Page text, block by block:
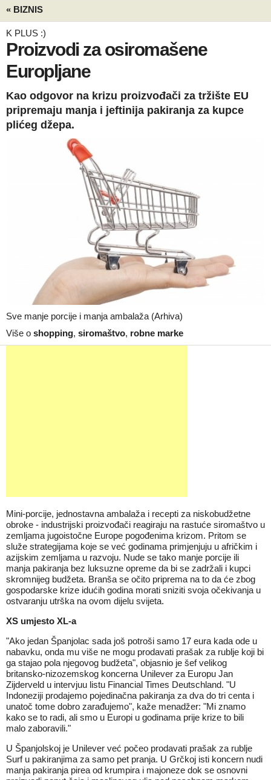
« BIZNIS
K PLUS :)
Proizvodi za osiromašene
Europljane
Kao odgovor na krizu proizvođači za tržište EU
pripremaju manja i jeftinija pakiranja za kupce
plićeg džepa.
Sve manje porcije i manja ambalaža (Arhiva)
Više o shopping, siromaštvo, robne marke
Mini-porcije, jednostavna ambalaža i recepti za niskobudžetne
obroke - industrijski proizvođači reagiraju na rastuće siromaštvo u
zemljama jugoistočne Europe pogođenima krizom. Pritom se
služe strategijama koje se već godinama primjenjuju u afričkim i
azijskim zemljama u razvoju. Nude se tako manje porcije ili
manja pakiranja bez luksuzne opreme da bi se zadržali i kupci
skromnijeg budžeta. Branša se očito priprema na to da će zbog
gospodarske krize idućih godina morati sniziti svoja očekivanja u
ostvaranju utrška na ovom dijelu svijeta.
XS umjesto XL-a
"Ako jedan Španjolac sada još potroši samo 17 eura kada ode u
nabavku, onda mu više ne mogu prodavati prašak za rublje koji bi
ga stajao pola njegovog budžeta", objasnio je šef velikog
britansko-nizozemskog koncerna Unilever za Europu Jan
Zijderveld u intervjuu listu Financial Times Deutschland. "U
Indoneziji prodajemo pojedinačna pakiranja za dva do tri centa i
unatoč tome dobro zarađujemo", kaže menadžer: "Mi znamo
kako se to radi, ali smo u Europi u godinama prije krize to bili
malo zaboravili."
U Španjolskoj je Unilever već počeo prodavati prašak za rublje
Surf u pakiranjima za samo pet pranja. U Grčkoj isti koncern nudi
manja pakiranja pirea od krumpira i majoneze dok se osnovni